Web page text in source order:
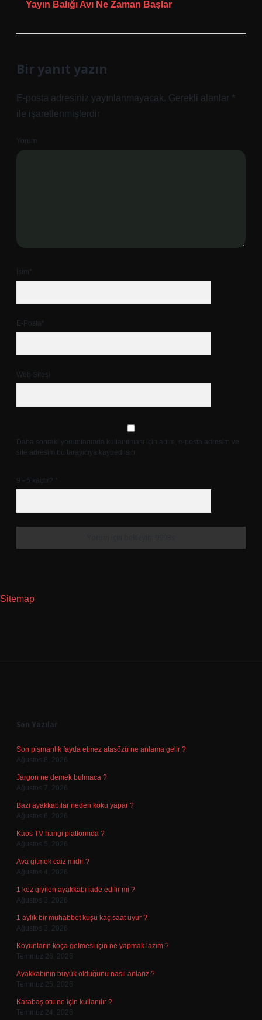
Yayın Balığı Avı Ne Zaman Başlar
Bir yanıt yazın
E-posta adresiniz yayınlanmayacak. Gerekli alanlar *
ile işaretlenmişlerdir
Yorum
İsim*
E-Posta*
Web Sitesi
Daha sonraki yorumlarımda kullanılması için adım, e-posta adresim ve
site adresim bu tarayıcıya kaydedilsin.
9 - 5 kaçtır? *
Sitemap
Son Yazılar
Son pişmanlık fayda etmez atasözü ne anlama gelir ?
Ağustos 8, 2026
Jargon ne demek bulmaca ?
Ağustos 7, 2026
Bazı ayakkabılar neden koku yapar ?
Ağustos 6, 2026
Kaos TV hangi platformda ?
Ağustos 5, 2026
Ava gitmek caiz midir ?
Ağustos 4, 2026
1 kez giyilen ayakkabı iade edilir mi ?
Ağustos 3, 2026
1 aylık bir muhabbet kuşu kaç saat uyur ?
Ağustos 3, 2026
Koyunların koça gelmesi için ne yapmak lazım ?
Temmuz 26, 2026
Ayakkabının büyük olduğunu nasıl anlarız ?
Temmuz 25, 2026
Karabaş otu ne için kullanılır ?
Temmuz 24, 2026